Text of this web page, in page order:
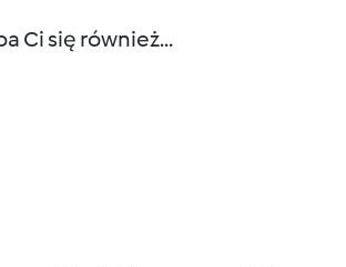
Ci się również...